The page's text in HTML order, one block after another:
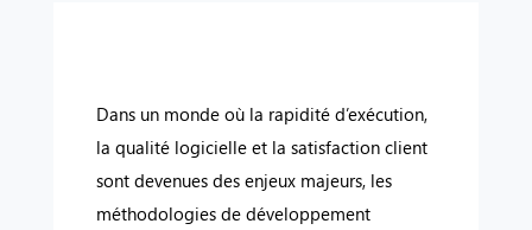
Dans un monde où la rapidité d’exécution,
la qualité logicielle et la satisfaction client
sont devenues des enjeux majeurs, les
méthodologies de développement